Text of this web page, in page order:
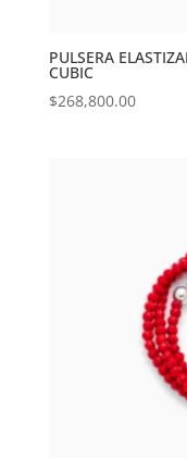
PULSERA
CUBIC
$268,800.00